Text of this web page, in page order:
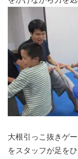
大根引っこ抜きゲ
をスタッフが足を